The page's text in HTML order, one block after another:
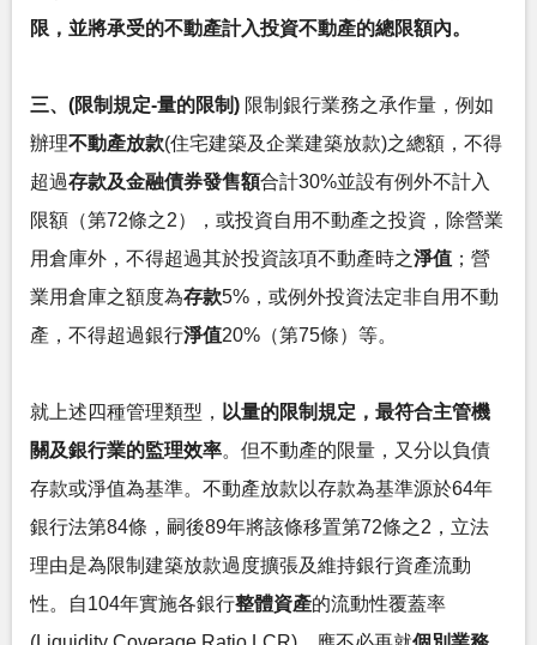
限，並將承受的不動產計入投資不動產的總限額內。
三、(限制規定-量的限制) 限制銀行業務之承作量，例如
辦理不動產放款(住宅建築及企業建築放款)之總額，不得
超過存款及金融債券發售額合計30%並設有例外不計入
限額（第72條之2），或投資自用不動產之投資，除營業
用倉庫外，不得超過其於投資該項不動產時之淨值 ；營
業用倉庫之額度為存款5%，或例外投資法定非自用不動
產，不得超過銀行淨值20%（第75條）等。
就上述四種管理類型， 以量的限制規定，最符合主管機
關及銀行業的監理效率。但不動產的限量，又分以負債
存款或淨值為基準。不動產放款以存款為基準源於64年
銀行法第84條，嗣後89年將該條移置第72條之2，立法
理由是為限制建築放款過度擴張及維持銀行資產流動
性。自104年實施各銀行整體資產的流動性覆蓋率